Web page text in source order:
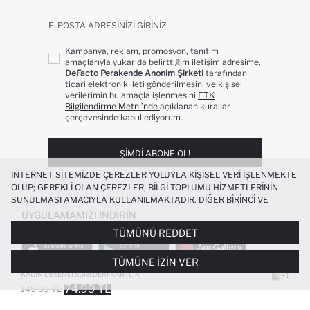
KADIN DESENLI SUNI DERI KARTLIK
149.99 TL 74.99 TL
+1
E-POSTA ADRESINIZI GIRINIZ
Kampanya, reklam, promosyon, tanıtım
amaçlarıyla yukarıda belirttiğim iletişim adresime,
DeFacto Perakende Anonim Şirketi tarafından
ticari elektronik ileti gönderilmesini ve kişisel
verilerimin bu amaçla işlenmesini ETK
Bilgilendirme Metni’nde açıklanan kurallar
çerçevesinde kabul ediyorum.
ŞIMDI ABONE OL!
UYGULAMAMIZI İNDIRIN
POPÜLER KATEGORILER
İNTERNET SITEMIZDE ÇEREZLER YOLUYLA KIŞISEL VERI IŞLENMEKTE
OLUP; GEREKLI OLAN ÇEREZLER, BILGI TOPLUMU HIZMETLERININ
SUNULMASI AMACIYLA KULLANILMAKTADIR. DIĞER BIRINCI VE
ÜÇÜNCÜ TARAF ÇEREZLER ISE SIZE DAHA IYI BIR ALIŞVERIŞ
DENEYIMI SUNULABILMESI, SITEMIZIN DAHA IŞLEVSEL KILINMASI VE
KIŞISELLEŞTIRMESI VE AÇIK RIZA VERMENIZ HALINDE, SIZLERE
YÖNELIK PAZARLAMA FAALIYETLERININ YAPILMASI AMAÇLARIYLA
SINIRLI OLARAK KULLANILACAKTIR. ÇEREZLERE DAIR TERCIHLERINIZI
ÇEREZ TERCIHLERIPANELI ARACILIĞIYLA HER ZAMAN YÖNETEBILIR,
ÇEREZLERLE ILGILI DAHA DETAYLI BILGIYE
TÜMÜNÜ REDDET
TÜMÜNE İZIN VER